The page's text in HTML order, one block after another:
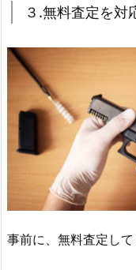
３.無料査定を対
事前に、無料査定して